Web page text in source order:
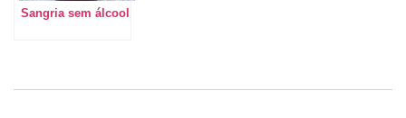
Sangria sem álcool